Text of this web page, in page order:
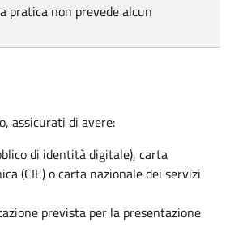
pratica non prevede alcun
assicurati di avere:
di identità digitale), carta
(CIE) o carta nazionale dei servizi
prevista per la presentazione